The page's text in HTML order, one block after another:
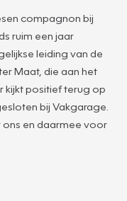
compagnon bij
ruim een jaar
leiding van de
Maat, die aan het
kijkt positief terug op
bij Vakgarage.
en daarmee voor